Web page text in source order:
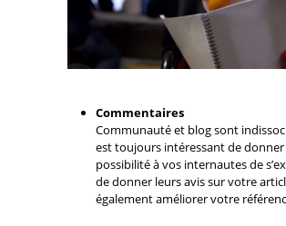
Commentaires
Communauté et blog sont
est toujours intéressant de donner
possibilité à vos internautes de
de donner leurs avis sur votre
également améliorer votre